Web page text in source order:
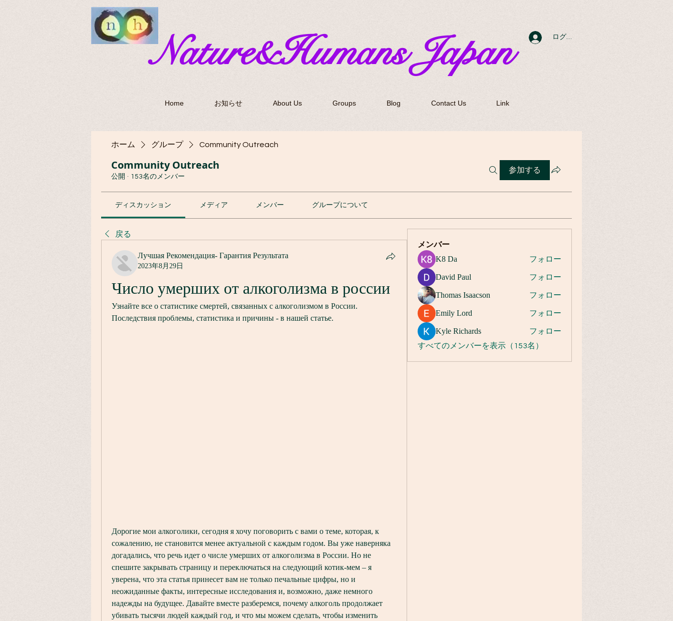
​Nature&Humans Japan ログイン
Home お知らせ About Us Groups Blog Contact Us Link
ホーム グループ Community Outreach
Community Outreach
公開 · 153名のメンバー
参加する
ディスカッション メディア メンバー グループについて
戻る
Лучшая Рекомендация- Гарантия Результата
2023年8月29日
Число умерших от алкоголизма в россии
Узнайте все о статистике смертей, связанных с алкоголизмом в России.
Последствия проблемы, статистика и причины - в нашей статье.
Дорогие мои алкоголики, сегодня я хочу поговорить с вами о теме, которая, к
сожалению, не становится менее актуальной с каждым годом. Вы уже наверняка
догадались, что речь идет о числе умерших от алкоголизма в России. Но не
спешите закрывать страницу и переключаться на следующий котик-мем – я
уверена, что эта статья принесет вам не только печальные цифры, но и
неожиданные факты, интересные исследования и, возможно, даже немного
надежды на будущее. Давайте вместе разберемся, почему алкоголь продолжает
убивать тысячи людей каждый год, и что мы можем сделать, чтобы изменить
メンバー
K8 Da フォロー
David Paul フォロー
Thomas Isaacson フォロー
Emily Lord フォロー
Kyle Richards
フォロー
すべてのメンバーを表示（153名）